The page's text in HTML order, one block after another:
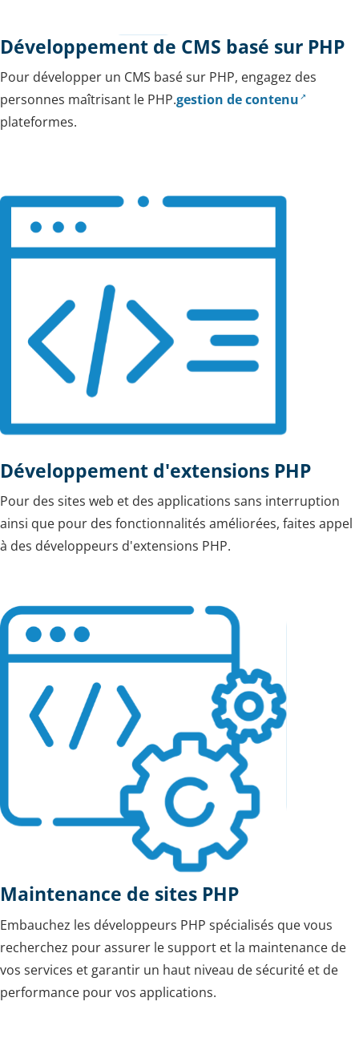
Développement de CMS basé sur PHP
Pour développer un CMS basé sur PHP, engagez des
personnes maîtrisant le PHP.gestion de contenu
plateformes.
Développement d'extensions PHP
Pour des sites web et des applications sans interruption
ainsi que pour des fonctionnalités améliorées, faites appel
à des développeurs d'extensions PHP.
Maintenance de sites PHP
Embauchez les développeurs PHP spécialisés que vous
recherchez pour assurer le support et la maintenance de
vos services et garantir un haut niveau de sécurité et de
performance pour vos applications.